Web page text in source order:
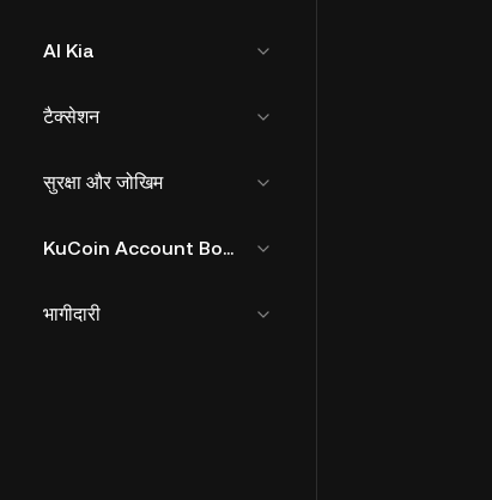
AI Kia
टैक्सेशन
सुरक्षा और जोखिम
KuCoin Account Bound Token
भागीदारी